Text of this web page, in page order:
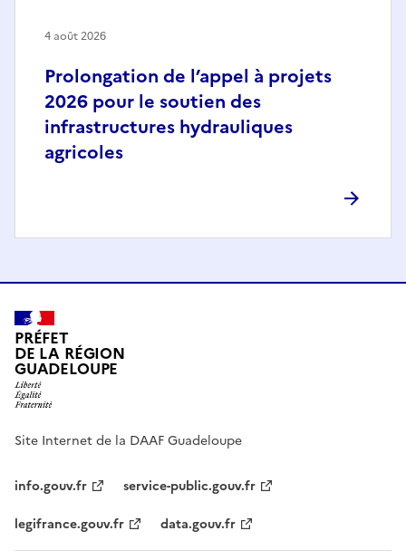
Prolongation de l’appel à projets
2026 pour le soutien des
infrastructures hydrauliques
agricoles
4 août 2026
PRÉFET
DE LA RÉGION
GUADELOUPE
Site Internet de la DAAF Guadeloupe
info.gouv.fr
service-public.gouv.fr
legifrance.gouv.fr
data.gouv.fr